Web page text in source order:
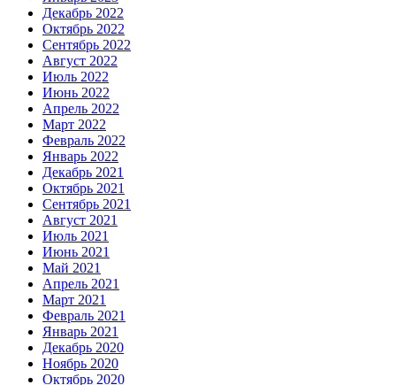
Декабрь 2022
Октябрь 2022
Сентябрь 2022
Август 2022
Июль 2022
Июнь 2022
Апрель 2022
Март 2022
Февраль 2022
Январь 2022
Декабрь 2021
Октябрь 2021
Сентябрь 2021
Август 2021
Июль 2021
Июнь 2021
Май 2021
Апрель 2021
Март 2021
Февраль 2021
Январь 2021
Декабрь 2020
Ноябрь 2020
Октябрь 2020